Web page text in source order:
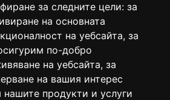
за следните цели: за
на основната
на уебсайта, за
по-добро
на уебсайта, за
на вашия интерес
нашите продукти и услуги